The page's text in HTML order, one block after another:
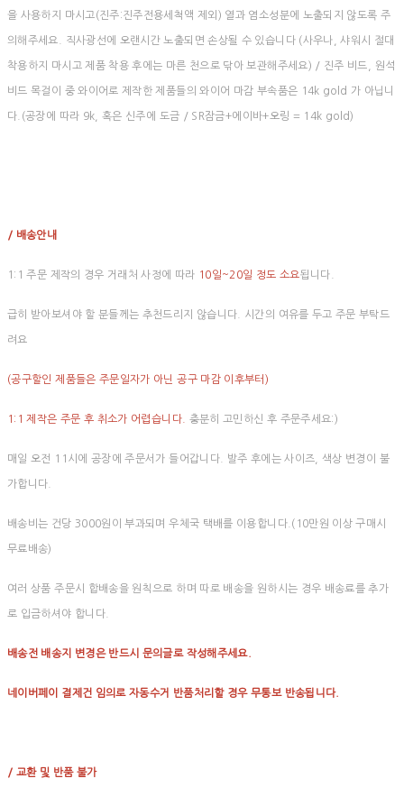
을 사용하지 마시고(진주:진주전용세척액 제외) 열과 염소성분에 노출되지 않도록 주
의해주세요. 직사광선에 오랜시간 노출되면 손상될 수 있습니다 (사우나, 샤워시 절대
착용하지 마시고 제품 착용 후에는 마른 천으로 닦아 보관해주세요) / 진주 비드, 원석
비드 목걸이 중 와이어로 제작한 제품들의 와이어 마감 부속품은 14k gold 가 아닙니
다.(공장에 따라 9k, 혹은 신주에 도금 / SR잠금+에이바+오링 = 14k gold)
/ 배송안내
1:1 주문 제작의 경우 거래처 사정에 따라 10일~20일 정도 소요됩니다.
급히 받아보셔야 할 분들께는 추천드리지 않습니다. 시간의 여유를 두고 주문 부탁드
려요
(공구할인 제품들은 주문일자가 아닌 공구 마감 이후부터)
1:1 제작은 주문 후 취소가 어렵습니다. 충분히 고민하신 후 주문주세요:)
매일 오전 11시에 공장에 주문서가 들어갑니다. 발주 후에는 사이즈, 색상 변경이 불
가합니다.
배송비는 건당 3000원이 부과되며 우체국 택배를 이용합니다.(10만원 이상 구매시
무료배송)
여러 상품 주문시 합배송을 원칙으로 하며 따로 배송을 원하시는 경우 배송료를 추가
로 입금하셔야 합니다.
배송전 배송지 변경은 반드시 문의글로 작성해주세요.
네이버페이 결제건 임의로 자동수거 반품처리할 경우 무통보 반송됩니다.
/ 교환 및 반품 불가